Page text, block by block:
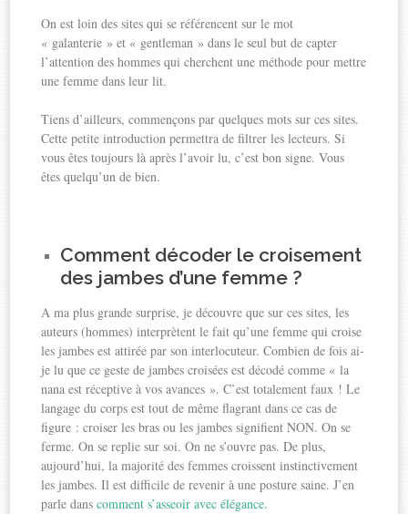
On est loin des sites qui se référencent sur le mot
« galanterie » et « gentleman » dans le seul but de capter
l’attention des hommes qui cherchent une méthode pour mettre
une femme dans leur lit.
Tiens d’ailleurs, commençons par quelques mots sur ces sites.
Cette petite introduction permettra de filtrer les lecteurs. Si
vous êtes toujours là après l’avoir lu, c’est bon signe. Vous
êtes quelqu’un de bien.
Comment décoder le croisement
des jambes d’une femme ?
A ma plus grande surprise, je découvre que sur ces sites, les
auteurs (hommes) interprètent le fait qu’une femme qui croise
les jambes est attirée par son interlocuteur. Combien de fois ai-
je lu que ce geste de jambes croisées est décodé comme « la
nana est réceptive à vos avances ». C’est totalement faux ! Le
langage du corps est tout de même flagrant dans ce cas de
figure : croiser les bras ou les jambes signifient NON. On se
ferme. On se replie sur soi. On ne s’ouvre pas. De plus,
aujourd’hui, la majorité des femmes croissent instinctivement
les jambes. Il est difficile de revenir à une posture saine. J’en
parle danscomment s’asseoir avec élégance.